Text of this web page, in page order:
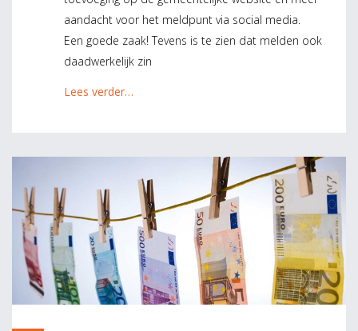
aandacht voor het meldpunt via social media.
Een goede zaak! Tevens is te zien dat melden ook
daadwerkelijk zin
Lees verder…